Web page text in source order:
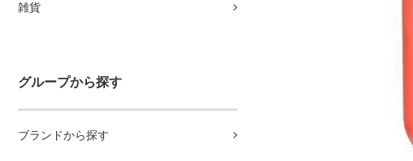
雑貨
グループから探す
ブランドから探す